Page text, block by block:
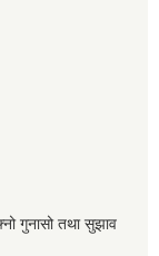
गुनासो तथा सुझाव